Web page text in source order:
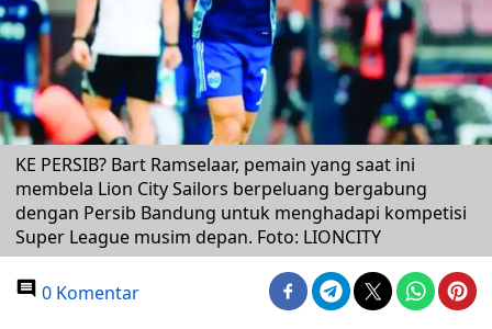
KE PERSIB? Bart Ramselaar, pemain yang saat ini
membela Lion City Sailors berpeluang bergabung
dengan Persib Bandung untuk menghadapi kompetisi
Super League musim depan. Foto: LIONCITY
0 Komentar